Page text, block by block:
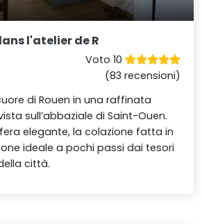
l'atelier de R
Voto 10
(83 recensioni)
di Rouen in una raffinata
sull’abbaziale di Saint-Ouen.
elegante, la colazione fatta in
ideale a pochi passi dai tesori
città.